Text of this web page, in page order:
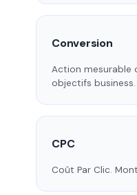
Conversion
Action mesurable
objectifs business.
CPC
Coût Par Clic.